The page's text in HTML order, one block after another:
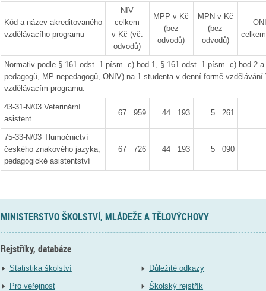
Kód a název akreditovaného
vzdělávacího programu
NIV
celkem
v Kč (vč.
odvodů)
MPP v Kč
(bez
odvodů)
MPN v Kč
(bez
odvodů)
Normativ podle § 161 odst. 1 písm. c) bod 1, § 161 odst. 1 písm. c) bod 2
pedagogů, MP nepedagogů, ONIV) na 1 studenta v denní formě
vzdělávacím programu:
43-31-N/03 Veterinární
asistent
67 959 44 193 5 261
75-33-N/03 Tlumočnictví
českého znakového jazyka,
pedagogické asistentství
67 726 44 193 5 090
MINISTERSTVO ŠKOLSTVÍ, MLÁDEŽE A TĚLOVÝCHOVY
Rejstříky, databáze
Statistika školství
Pro veřejnost
Důležité odkazy
Školský rejstřík